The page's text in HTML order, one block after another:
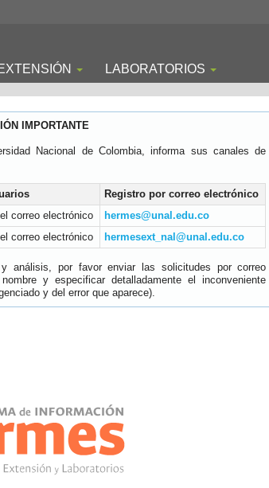
LABORATORIOS
IMPORTANTE
Nacional de Colombia, informa sus canales de
Registro por correo electrónico
correo electrónico
hermes@unal.edu.co
correo electrónico hermesext_nal@unal.edu.co
análisis, por favor enviar las solicitudes por correo
y especificar detalladamente el inconveniente
y del error que aparece).